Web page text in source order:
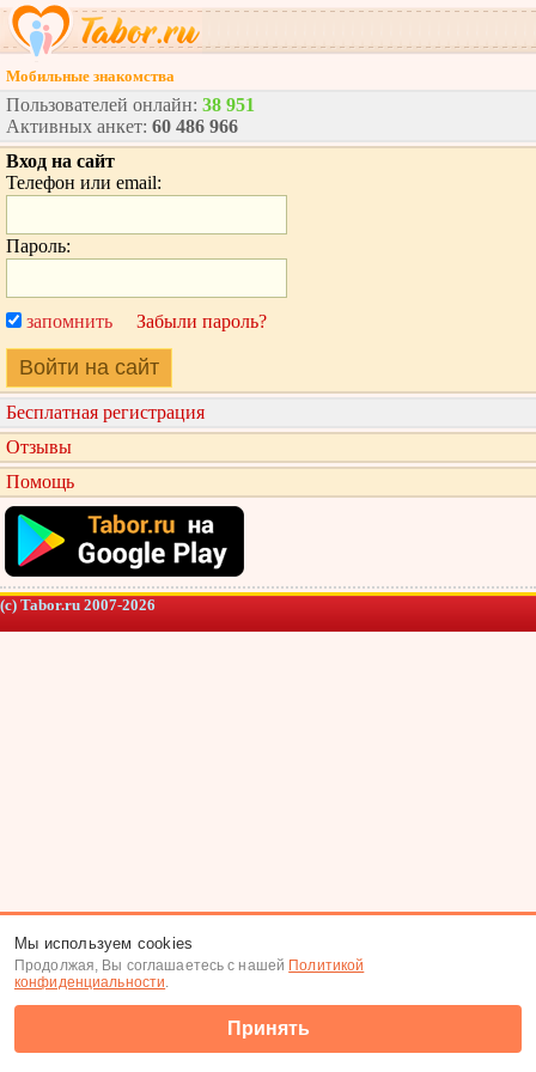
Мобильные знакомства
Пользователей онлайн: 38 951
Активных анкет: 60 486 966
Вход на сайт
Телефон или email:
Пароль:
запомнить Забыли пароль?
Войти на сайт
Бесплатная регистрация
Отзывы
Помощь
(c) Tabor.ru 2007-2026
Мы используем cookies
Продолжая, Вы соглашаетесь с нашей Политикой
конфиденциальности.
Принять